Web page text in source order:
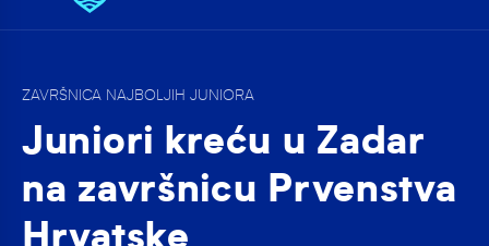
ZAVRŠNICA NAJBOLJIH JUNIORA
Juniori kreću u Zadar
na završnicu Prvenstva